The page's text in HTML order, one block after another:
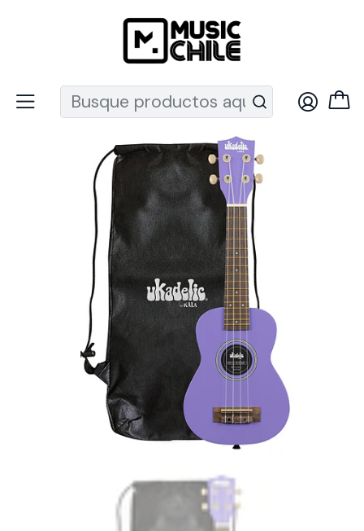
Recuerda que ahora nos puedes encontrar en el MUT
Instrumentos de Cuerda Ukeleles